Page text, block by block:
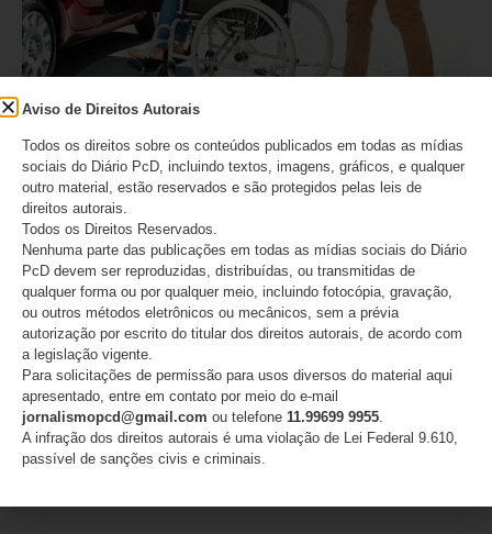
O IMESC não acabou: decisão cria novas dúvidas
para o IPVA PcD em São Paulo
Aviso de Direitos Autorais
Todos os direitos sobre os conteúdos publicados em todas as mídias
sociais do Diário PcD, incluindo textos, imagens, gráficos, e qualquer
outro material, estão reservados e são protegidos pelas leis de
direitos autorais.
Todos os Direitos Reservados.
Nenhuma parte das publicações em todas as mídias sociais do Diário
PcD devem ser reproduzidas, distribuídas, ou transmitidas de
qualquer forma ou por qualquer meio, incluindo fotocópia, gravação,
ou outros métodos eletrônicos ou mecânicos, sem a prévia
autorização por escrito do titular dos direitos autorais, de acordo com
a legislação vigente.
Para solicitações de permissão para usos diversos do material aqui
apresentado, entre em contato por meio do e-mail
jornalismopcd@gmail.com ou telefone 11.99699 9955.
A infração dos direitos autorais é uma violação de Lei Federal 9.610,
passível de sanções civis e criminais.